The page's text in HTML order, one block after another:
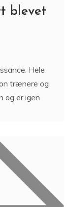
blevet
Hele
trænere og
og er igen